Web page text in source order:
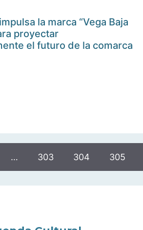
la marca “Vega Baja
proyectar
el futuro de la comarca
… 303 304 305